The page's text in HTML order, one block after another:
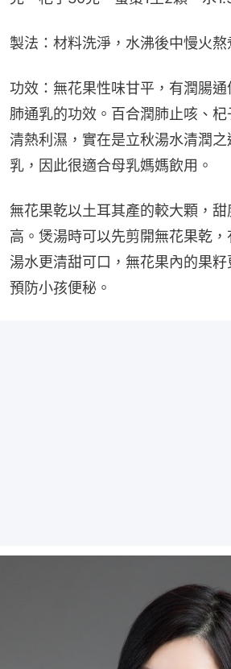
製法：材料洗淨，水沸後中慢火熬
功效：無花果性味甘平，有潤腸
肺通乳的功效。百合潤肺止咳、
清熱利濕，實在是立秋湯水清潤
乳，因此很適合母乳媽媽飲用。
無花果乾以土耳其產的較大顆，
高。煲湯時可以先剪開無花果乾
湯水更清甜可口，無花果內的果籽
預防小孩便秘。